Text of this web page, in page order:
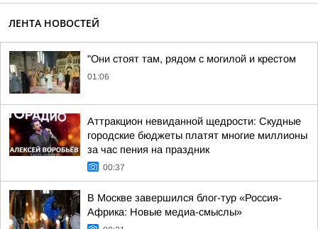
ЛЕНТА НОВОСТЕЙ
"Они стоят там, рядом с могилой и крестом
01:06
Аттракцион невиданной щедрости: Скудные
городские бюджеты платят многие миллионы
за час пения на праздник
00:37
В Москве завершился блог-тур «Россия-
Африка: Новые медиа-смыслы»